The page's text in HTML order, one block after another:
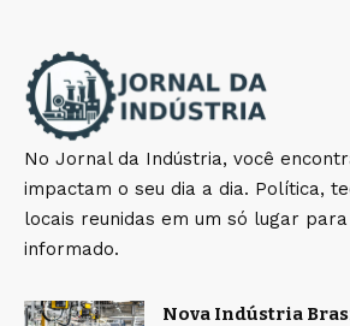
No Jornal da Indústria, você
impactam o seu dia a dia. Política,
locais reunidas em um só lugar
informado.
Nova Indústria